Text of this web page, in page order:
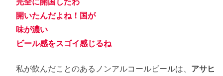
開いたんだよね！国が
味が濃い
ビール感をスゴイ感じるね
私が飲んだことのあるノンアルコールビールは、 アサヒ